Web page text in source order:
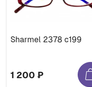
Sharmel 2378 c199
1 200 ₽